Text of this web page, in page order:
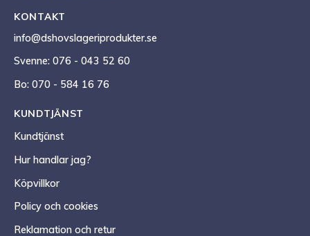
KONTAKT
info@dshovslageriprodukter.se
Svenne: 076 - 043 52 60
Bo: 070 - 584 16 76
KUNDTJÄNST
Kundtjänst
Hur handlar jag?
Köpvillkor
Policy och cookies
Reklamation och retur